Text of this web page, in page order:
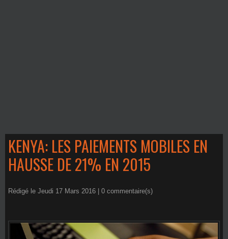
KENYA: LES PAIEMENTS MOBILES EN
HAUSSE DE 21% EN 2015
Rédigé le Jeudi 17 Mars 2016 | 0 commentaire(s)